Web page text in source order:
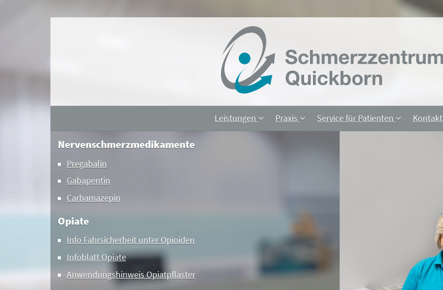
Leistungen Praxis Service für Patienten
Nervenschmerzmedikamente
Pregabalin
Gabapentin
Carbamazepin
Opiate
Info Fahrsicherheit unter Opioiden
Infoblatt Opiate
Anwendungshinweis Opiatpflaster